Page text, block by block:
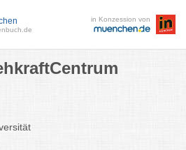
in Konzession von